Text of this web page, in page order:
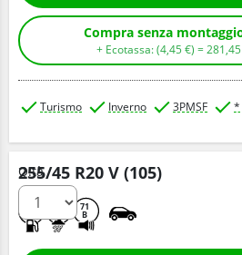
+ Ecotassa: (4,45€ ) =281,45
Turismo Inverno 3PMSF *
255/45 R20 V (105)
71
B
Q.tà